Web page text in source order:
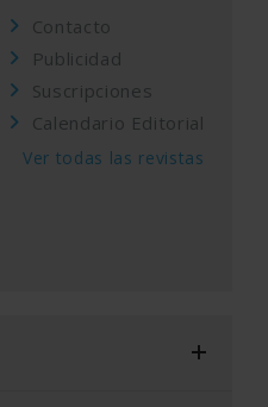
Contacto
Publicidad
Suscripciones
Calendario Editorial
Ver todas las revistas